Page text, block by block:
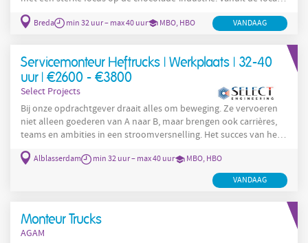
worden er innovatieve machines ontwikkeld, gebouwd en
wereldwijd verkocht. Een wereldwijde speler in industriële
helpt het bedrijven om op grote schaal duurzaam te produceren.
Wat
Breda min 32 uur – max 40 uur MBO, HBO VANDAAG
Servicemonteur Heftrucks | Werkplaats | 32-40
uur | €2600 - €3800
Select Projects
Bij onze opdrachtgever draait alles om beweging. Ze vervoeren
niet alleen goederen van A naar B, maar brengen ook carrières,
teams en ambities in een stroomversnelling. Het succes van het
bedrijf is te danken aan de mensen die elke dag samenwerken
met energie en toewijding – van chauffeurs op de weg tot
monteurs in de werkplaats, en van logistieke professionals tot
Alblasserdam min 32 uur – max 40 uur MBO, HBO
VANDAAG
Monteur Trucks
AGAM